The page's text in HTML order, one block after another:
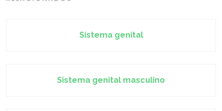
Sistema genital
Sistema genital masculino